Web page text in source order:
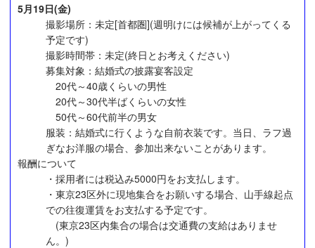
5月19日(金)
撮影場所：未定[首都圏](週明けには候補が上がってくる
予定です)
撮影時間帯：未定(終日とお考えください)
募集対象：結婚式の披露宴客設定
20代～40歳くらいの男性
20代～30代半ばくらいの女性
50代～60代前半の男女
服装：結婚式に行くような自前衣装です。当日、ラフ過
ぎなお洋服の場合、参加出来ないことがあります。
報酬について
・採用者には税込み5000円をお支払します。
・東京23区外に現地集合をお願いする場合、山手線起点
での往復運賃をお支払する予定です。
(東京23区内集合の場合は交通費の支給はありませ
ん。)